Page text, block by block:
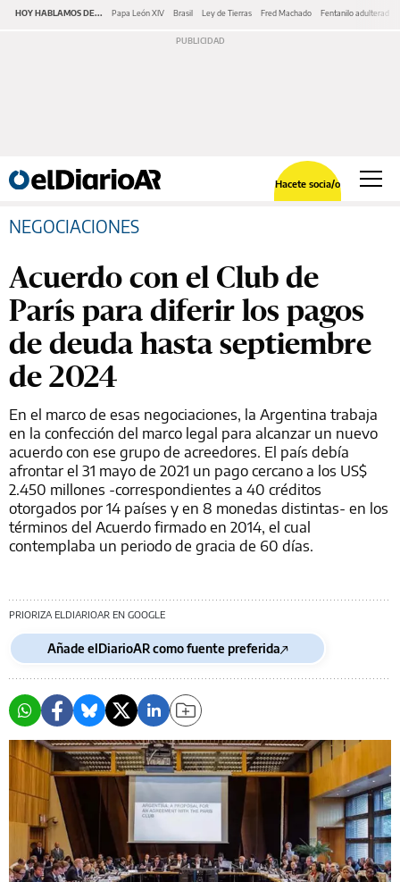
HOY HABLAMOS DE... Papa León XIV Brasil Ley de Tierras Fred Machado Fentanilo adulterado
Hacete socia/o
NEGOCIACIONES
Acuerdo con el Club de
París para diferir los pagos
de deuda hasta septiembre
de 2024
En el marco de esas negociaciones, la Argentina trabaja
en la confección del marco legal para alcanzar un nuevo
acuerdo con ese grupo de acreedores. El país debía
afrontar el 31 mayo de 2021 un pago cercano a los US$
2.450 millones -correspondientes a 40 créditos
otorgados por 14 países y en 8 monedas distintas- en los
términos del Acuerdo firmado en 2014, el cual
contemplaba un periodo de gracia de 60 días.
PRIORIZA ELDIARIOAR EN GOOGLE
Añade elDiarioAR como fuente preferida